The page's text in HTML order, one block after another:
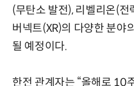
(무탄소 발전), 리벨리온(전
버넥트(XR)의 다양한 분야
될 예정이다.
한전 관계자는 “올해로 10